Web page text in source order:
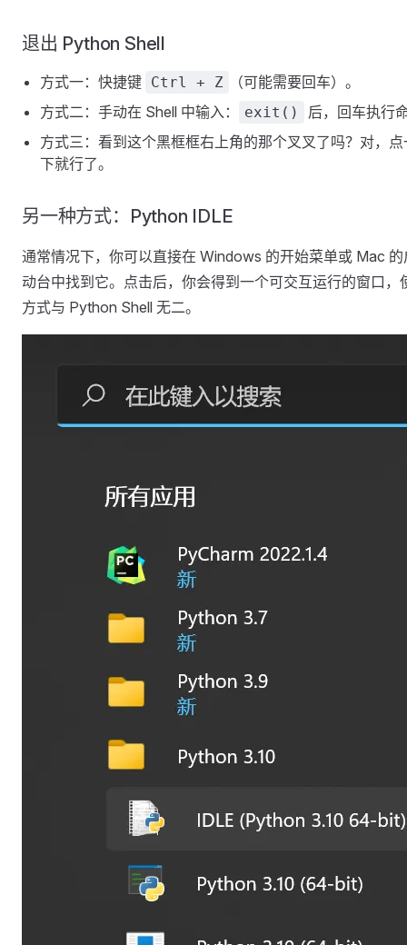
退出 Python Shell
方式一：快捷键 Ctrl + Z
（可能需要回车）。
方式二：手动在 Shell 中输入：
exit()
后，回车执行
方式三：看到这个黑框框右上角的那个叉叉了吗？对，点
下就行了。
另一种方式：Python IDLE
通常情况下，你可以直接在 Windows 的开始菜单或 Mac 的
动台中找到它。点击后，你会得到一个可交互运行的窗口，
方式与 Python Shell 无二。